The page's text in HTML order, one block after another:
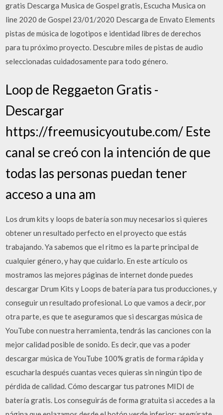
gratis Descarga Musica de Gospel gratis, Escucha Musica on
line 2020 de Gospel 23/01/2020 Descarga de Envato Elements
pistas de música de logotipos e identidad libres de derechos
para tu próximo proyecto. Descubre miles de pistas de audio
seleccionadas cuidadosamente para todo género.
Loop de Reggaeton Gratis -
Descargar
https://freemusicyoutube.com/ Este
canal se creó con la intención de que
todas las personas puedan tener
acceso a una am
Los drum kits y loops de batería son muy necesarios si quieres
obtener un resultado perfecto en el proyecto que estás
trabajando. Ya sabemos que el ritmo es la parte principal de
cualquier género, y hay que cuidarlo. En este artículo os
mostramos las mejores páginas de internet donde puedes
descargar Drum Kits y Loops de batería para tus producciones, y
conseguir un resultado profesional. Lo que vamos a decir, por
otra parte, es que te aseguramos que si descargas música de
YouTube con nuestra herramienta, tendrás las canciones con la
mejor calidad posible de sonido. Es decir, que vas a poder
descargar música de YouTube 100% gratis de forma rápida y
escucharla después cuantas veces quieras sin ningún tipo de
pérdida de calidad. Cómo descargar tus patrones MIDI de
batería gratis. Los conseguirás de forma gratuita si accedes a la